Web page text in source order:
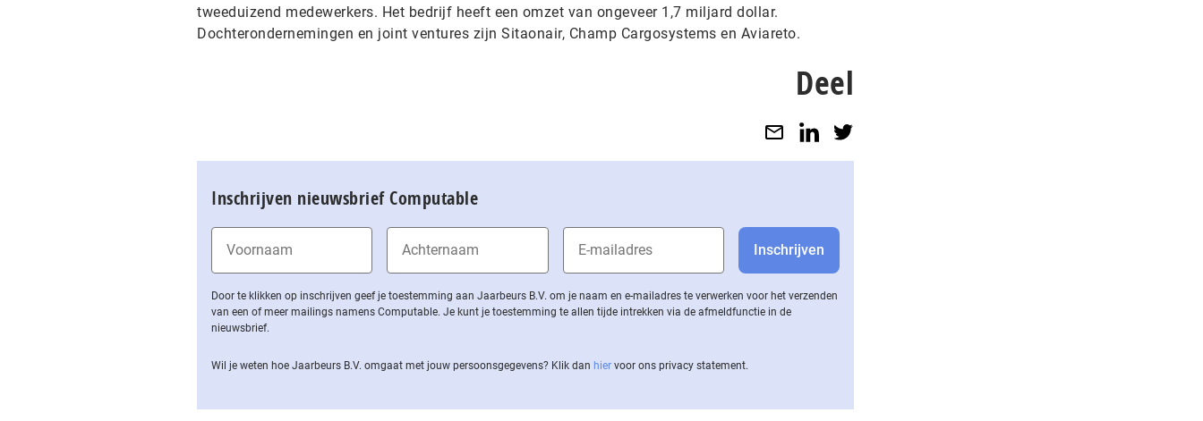
tweeduizend medewerkers. Het bedrijf heeft een omzet van ongeveer 1,7 miljard dollar.
Dochterondernemingen en joint ventures zijn Sitaonair, Champ Cargosystems en Aviareto.
Deel
Inschrijven nieuwsbrief Computable
Door te klikken op inschrijven geef je toestemming aan Jaarbeurs B.V. om je naam en e-mailadres te verwerken voor het verzenden
van een of meer mailings namens Computable. Je kunt je toestemming te allen tijde intrekken via de af­meld­func­tie in de
nieuwsbrief.
Wil je weten hoe Jaarbeurs B.V. omgaat met jouw per­soons­ge­ge­vens? Klik dan hier voor ons privacy statement.